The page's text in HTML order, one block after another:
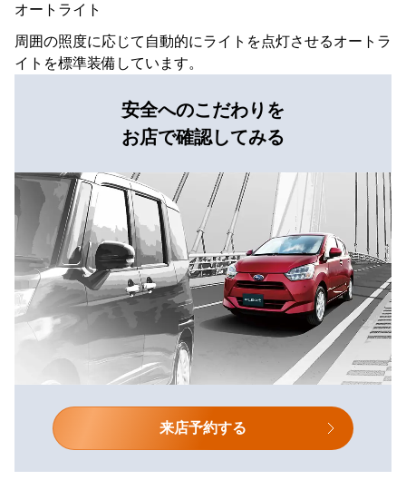
オートライト
周囲の照度に応じて自動的にライトを点灯させるオートラ
イトを標準装備しています。
安全へのこだわりを
お店で確認してみる
来店予約する